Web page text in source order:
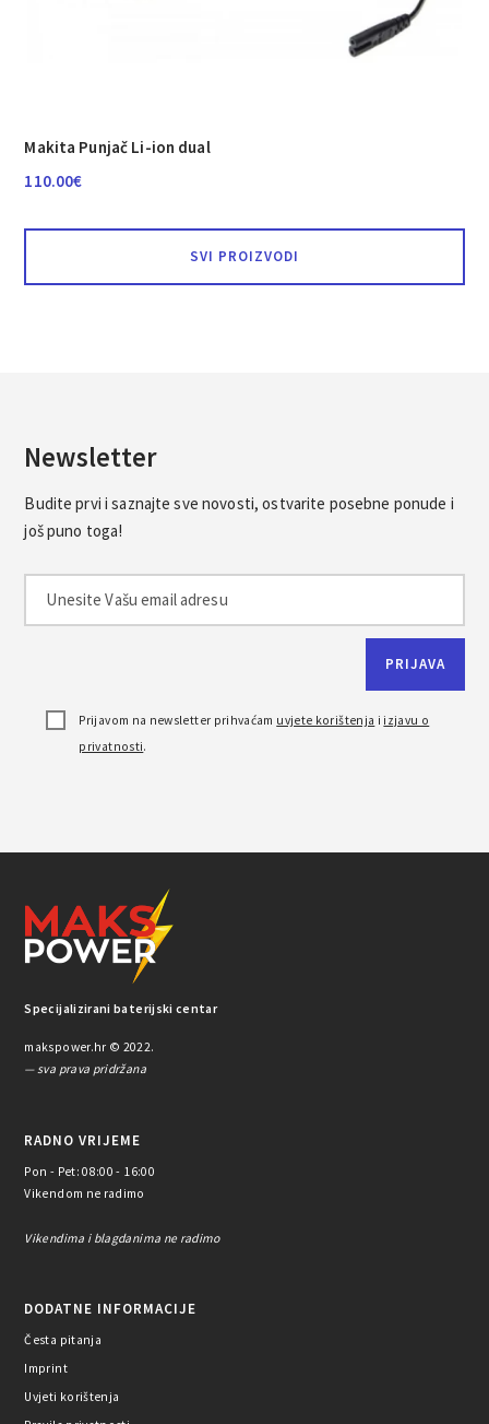
Makita Punjač Li-ion dual
110.00€
SVI PROIZVODI
Newsletter
Budite prvi i saznajte sve novosti, ostvarite posebne ponude i
još puno toga!
Prijavom na newsletter prihvaćam uvjete korištenja i izjavu o
privatnosti.
Specijalizirani baterijski centar
makspower.hr © 2022.
— sva prava pridržana
RADNO VRIJEME
Pon - Pet: 08:00 - 16:00
Vikendom ne radimo
Vikendima i blagdanima ne radimo
DODATNE INFORMACIJE
Česta pitanja
Imprint
Uvjeti korištenja